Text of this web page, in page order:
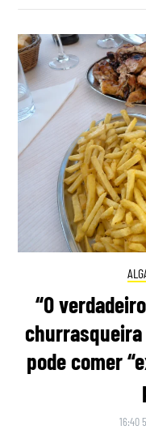
“O
churrasqueira
pode comer
16:40